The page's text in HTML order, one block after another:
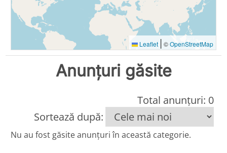
Leaflet | ©OpenStreetMap
Anunțuri găsite
Total anunțuri: 0
Sortează după:
Nu au fost găsite anunțuri în această categorie.